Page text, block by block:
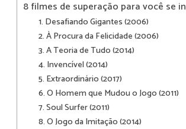
8 filmes de superação para você se
1. Desafiando Gigantes (2006)
2. À Procura da Felicidade (2006)
3. A Teoria de Tudo (2014)
4. Invencível (2014)
5. Extraordinário (2017)
6. O Homem que Mudou o Jogo (2011)
7. Soul Surfer (2011)
8. O Jogo da Imitação (2014)